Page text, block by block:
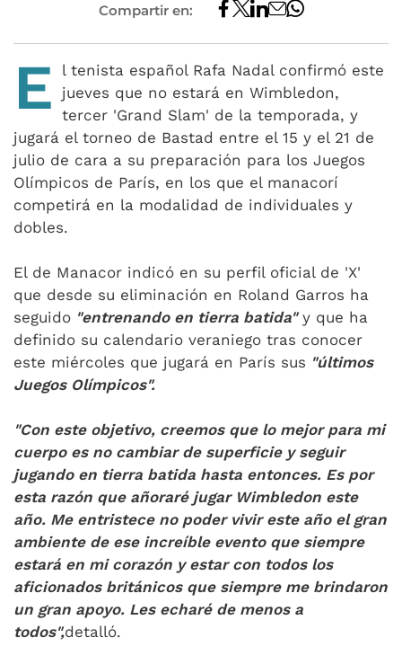
Compartir en:
E
l tenista español Rafa Nadal confirmó este
jueves que no estará en Wimbledon,
tercer 'Grand Slam' de la temporada, y
jugará el torneo de Bastad entre el 15 y el 21 de
julio de cara a su preparación para los Juegos
Olímpicos de París, en los que el manacorí
competirá en la modalidad de individuales y
dobles.
El de Manacor indicó en su perfil oficial de 'X'
que desde su eliminación en Roland Garros ha
seguido "entrenando en tierra batida"y que ha
definido su calendario veraniego tras conocer
este miércoles que jugará en París sus "últimos
Juegos Olímpicos".
"Con este objetivo, creemos que lo mejor para mi
cuerpo es no cambiar de superficie y seguir
jugando en tierra batida hasta entonces. Es por
esta razón que añoraré jugar Wimbledon este
año. Me entristece no poder vivir este año el gran
ambiente de ese increíble evento que siempre
estará en mi corazón y estar con todos los
aficionados británicos que siempre me brindaron
un gran apoyo. Les echaré de menos a
todos",detalló.